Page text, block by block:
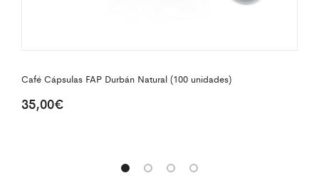
Café Cápsulas FAP Durbán Natural (100 unidades)
35,00€